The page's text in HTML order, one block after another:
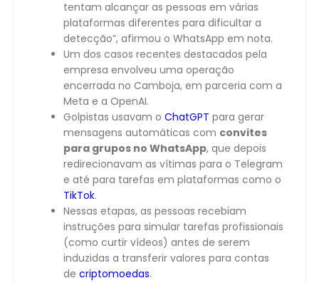
tentam alcançar as pessoas em várias
plataformas diferentes para dificultar a
detecção”, afirmou o WhatsApp em nota.
Um dos casos recentes destacados pela
empresa envolveu uma operação
encerrada no Camboja, em parceria com a
Meta e a OpenAI.
Golpistas usavam o ChatGPT para gerar
mensagens automáticas com convites
para grupos no WhatsApp, que depois
redirecionavam as vítimas para o Telegram
e até para tarefas em plataformas como o
TikTok.
Nessas etapas, as pessoas recebiam
instruções para simular tarefas profissionais
(como curtir vídeos) antes de serem
induzidas a transferir valores para contas
de criptomoedas.